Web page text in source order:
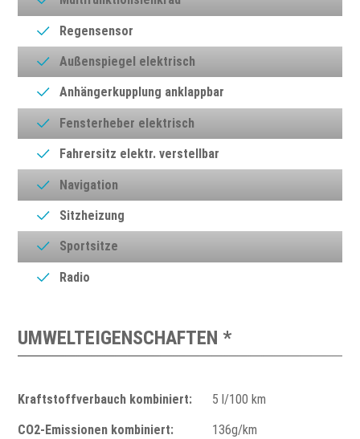
Regensensor
Außenspiegel elektrisch
Anhängerkupplung anklappbar
Fensterheber elektrisch
Fahrersitz elektr. verstellbar
Navigation
Sitzheizung
Sportsitze
Radio
UMWELTEIGENSCHAFTEN *
Kraftstoffverbauch kombiniert: 5 l/100 km
CO2-Emissionen kombiniert: 136g/km